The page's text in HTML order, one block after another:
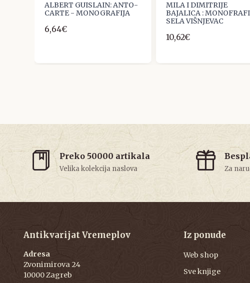
ALBERT GUISLAIN: ANTO-
CARTE - MONOGRAFIJA
6,64€
MILA I DIMITRIJE
BAJALICA :
SELA VIŠNJEVAC
10,62€
Preko 50000 artikala
Velika kolekcija naslova Za
Antikvarijat Vremeplov
Adresa
Zvonimirova 24
10000 Zagreb
Iz ponude
Web shop
Sve knjige